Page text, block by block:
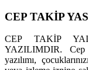
CEP TAKİP
CEP TAKİP
YAZILIMDIR.
yazılımı,